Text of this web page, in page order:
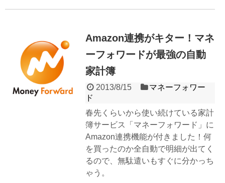
Amazon連携がキター！マネ
ーフォワードが最強の自動
家計簿
2013/8/15
マネーフォワー
ド
春先くらいから使い続けている家計
簿サービス「マネーフォワード」に
Amazon連携機能が付きました！何
を買ったのか全自動で明細が出てく
るので、無駄遣いもすぐに分かっち
ゃう。